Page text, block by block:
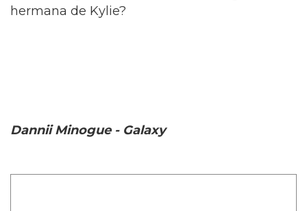
hermana de Kylie?
Dannii Minogue - Galaxy